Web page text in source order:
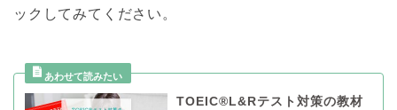
ックしてみてください。
TOEIC®L&Rテスト対策の教材